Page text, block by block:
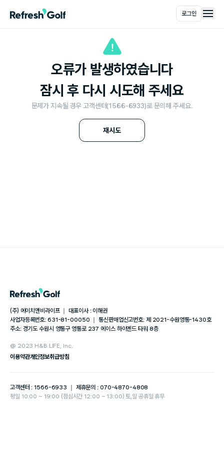
로그인 메인
오류가 발생하였습니다
잠시 후 다시 시도해 주세요
문제가 지속될 경우 고객센터(1566-6933)로 문의해 주세요.
재시도
(주) 에이치앤비라이프 ｜ 대표이사 : 이해권
사업자등록번호: 631-81-00050 ｜ 통신판매업신고번호: 제 2021-수원영통-1430호
주소: 경기도 수원시 영통구 영통로 237 에이스 하이엔드 타워 8층
@ 2023 H&B LIFE, Inc.
이용약관개인정보취급방침
고객센터 : 1566-6933 ｜ 제휴문의 : 070-4870-4808
평일 10:00 ~ 19:00 (점심시간 12:00 ~ 13:00) 토,일 공휴일 휴무